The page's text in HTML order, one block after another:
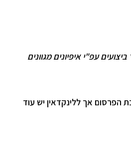
עפ"י איפיונים מגוונים
הפרסום אך ללינקדאין יש עוד